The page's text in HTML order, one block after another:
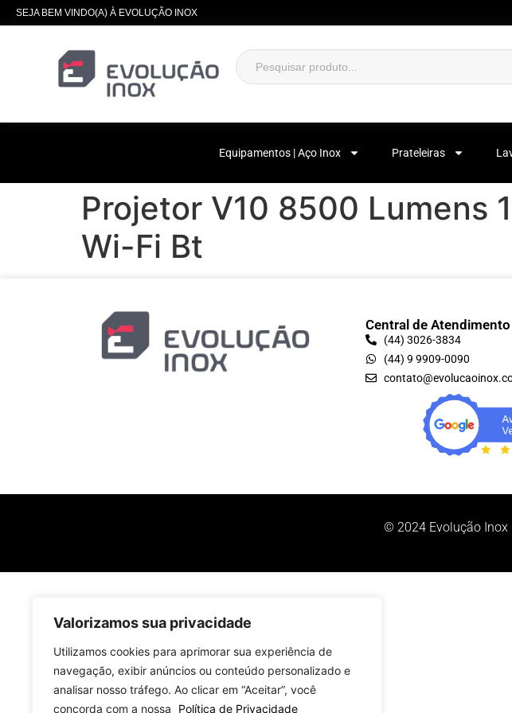
Valorizamos sua privacidade
Utilizamos cookies para aprimorar sua experiência de
navegação, exibir anúncios ou conteúdo personalizado e
analisar nosso tráfego. Ao clicar em “Aceitar”, você
concorda com a nossa
Política de Privacidade
SEJA BEM VINDO(A) À EVOLUÇÃO INOX
Equipamentos | Aço Inox Prateleiras
Projetor V10 8500 Lumens
Wi-Fi Bt
Central de Atendimento
(44) 3026-3834
(44) 9 9909-0090
© 2024 Evolução Inox